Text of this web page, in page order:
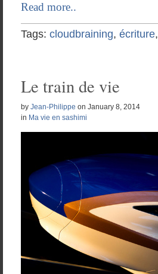
Read more..
Tags: cloudbraining, écriture,
Le train de vie
by Jean-Philippe on January 8, 2014
in Ma vie en sashimi